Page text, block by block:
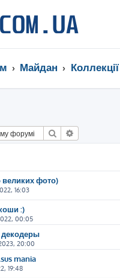
Майдан Коллекції
Пошук
фото)
16:03
:)
00:05
декодеры
20:00
mania
19:48